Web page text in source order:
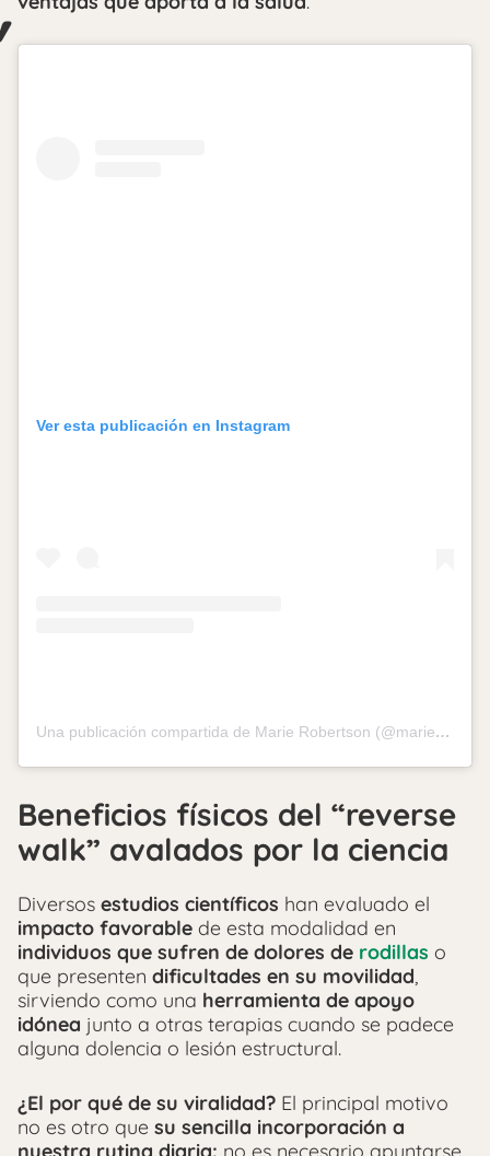
Ver esta publicación en Instagram
Una publicación compartida de Marie Robertson (@marierobertson_pt)
Beneficios físicos del “reverse
walk” avalados por la ciencia
Diversos estudios científicos han evaluado el
impacto favorable de esta modalidad en
individuos que sufren de dolores de rodillas o
que presenten dificultades en su movilidad,
sirviendo como una herramienta de apoyo
idónea junto a otras terapias cuando se padece
alguna dolencia o lesión estructural.
¿El por qué de su viralidad? El principal motivo
no es otro que su sencilla incorporación a